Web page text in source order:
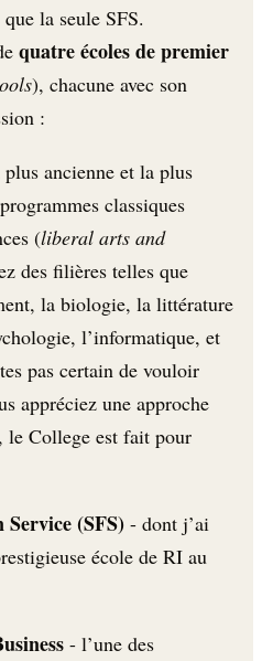
la seule SFS.
quatre écoles de premier
), chacune avec son
:
ancienne et la plus
classiques
(liberal arts and
des filières telles que
la biologie, la littérature
l’informatique, et
pas certain de vouloir
appréciez une approche
le College est fait pour
(SFS) - dont j’ai
école de RI au
- l’une des